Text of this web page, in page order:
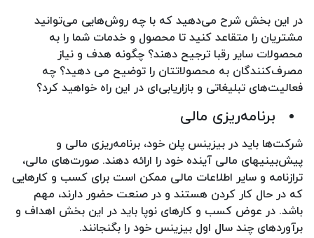
در این بخش شرح می‌دهید که با چه روش‌هایی می‌توانید
مشتریان را متقاعد کنید تا محصول و خدمات شما را به
محصولات سایر رقبا ترجیح دهند؟ چگونه هدف و نیاز
مصرف‏‌کنندگان به محصولاتتان را توضیح می دهید؟ چه
فعالیت‌های تبلیغاتی و بازاریابی‌ای در این راه خواهید کرد؟
برنامه‌ریزی مالی
شرکت‌ها باید در بیزینس پلن خود، برنامه‌ریزی مالی و
پیش‌بینی‎های مالی آینده خود را ارائه دهند. صورت‌های مالی،
ترازنامه و سایر اطلاعات مالی ممکن است برای کسب و کارهایی
که در حال کار کردن هستند و در صنعت حضور دارند، مهم
باشد. در عوض کسب و کارهای نوپا باید در این بخش اهداف و
برآوردهای چند سال اول بیزینس خود را بگنجانند.